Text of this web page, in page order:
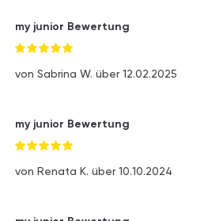
my junior Bewertung
von Sabrina W. über12.02.2025
my junior Bewertung
von Renata K. über10.10.2024